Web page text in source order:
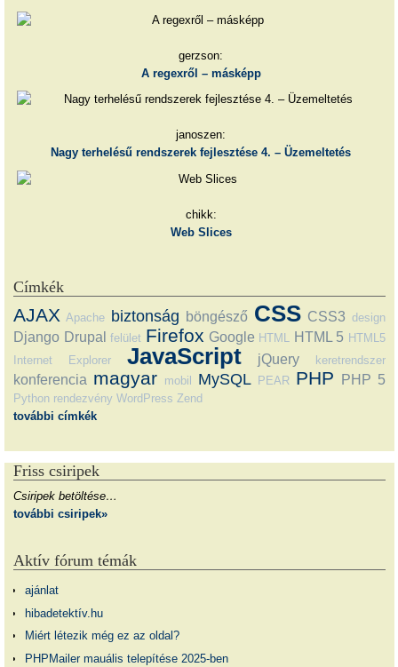
gerzson:
A regexről – másképp
janoszen:
Nagy terhelésű rendszerek fejlesztése 4. – Üzemeltetés
chikk:
Web Slices
Címkék
AJAX Apache biztonság böngésző CSS CSS3 design
Django Drupal felület Firefox Google HTML HTML 5 HTML5
Internet Explorer
JavaScript jQuery keretrendszer
konferencia magyar mobil MySQL PEAR PHP PHP 5
Python rendezvény WordPress Zend
további címkék
Friss csiripek
Csiripek betöltése…
további csiripek»
Aktív fórum témák
ajánlat
hibadetektív.hu
Miért létezik még ez az oldal?
PHPMailer mauális telepítése 2025-ben